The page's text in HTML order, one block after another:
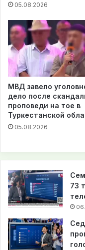
05.08.2026
МВД завело
дело после
проповеди на тое в
Туркестанской
05.08.2026
73